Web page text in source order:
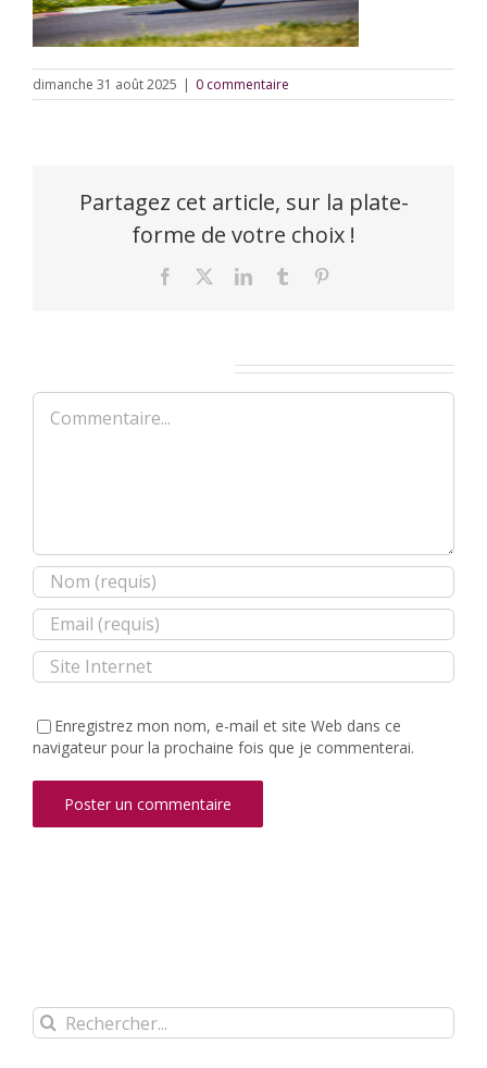
dimanche 31 août 2025 | 0 commentaire
Partagez cet article, sur la plate-
forme de votre choix !
Facebook LinkedInTumblr
Commentaire
Enregistrez mon nom, e-mail et site Web dans ce
navigateur pour la prochaine fois que je commenterai.
Rechercher: